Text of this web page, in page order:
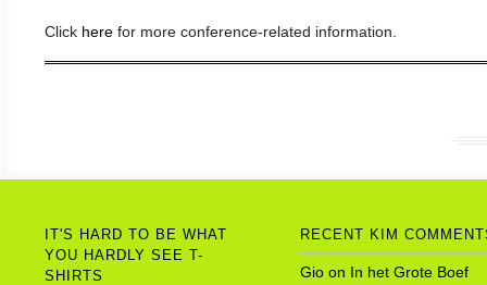
Click here for more conference-related information.
IT'S HARD TO BE WHAT
YOU HARDLY SEE T-
SHIRTS
RECENT KIM
Gio on In het Grote Boef